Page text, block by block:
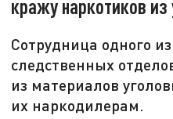
кражу наркотиков
Сотрудница одного
следственных
из материалов
их наркодилерам.